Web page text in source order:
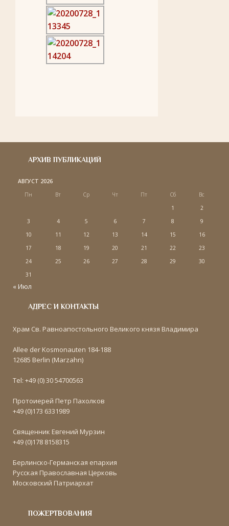
АРХИВ ПУБЛИКАЦИЙ
АВГУСТ 2026
Пн
Вт Ср Чт Пт Сб
Вс
1
2
3
4 5 6 7 8
9
10
11 12 13 14 15
16
17
18 19 20 21 22
23
24
25 26 27 28 29
30
31
« Июл
АДРЕС И КОНТАКТЫ
Храм Св. Равноапостольного Великого князя Владимира
Allee der Kosmonauten 184-188
12685 Berlin (Marzahn)
Tel: +49 (0) 30 54700563
Протоиерей Петр Пахолков
+49 (0)173 6331989
Священник Евгений Мурзин
+49 (0)178 8158315
Берлинско-Германская епархия
Русская Православная Церковь
Московский Патриархат
ПОЖЕРТВОВАНИЯ